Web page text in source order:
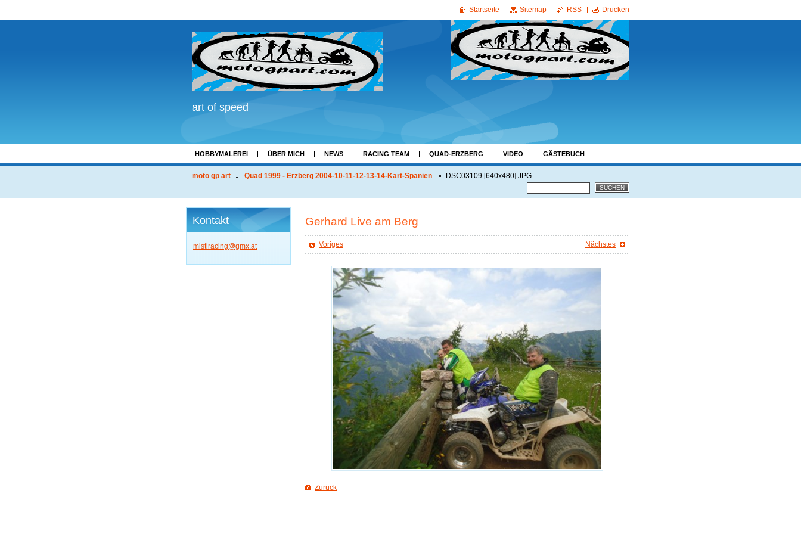
art of speed
HOBBYMALEREI ÜBER MICH NEWS RACING TEAM QUAD-ERZBERG VIDEO GÄSTEBUCH
moto gp art Quad 1999 - Erzberg 2004-10-11-12-13-14-Kart-Spanien DSC03109 [640x480].JPG
Gerhard Live am Berg
Voriges Nächstes
Zurück
Kontakt
mistiracing@gmx.at
Startseite Sitemap RSS Drucken